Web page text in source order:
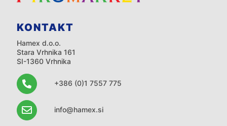
KONTAKT
Hamex d.o.o.
Stara Vrhnika 161
SI-1360 Vrhnika
+386 (0)1 7557 775
info@hamex.si